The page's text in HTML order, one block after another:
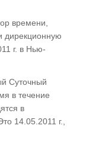
времени,
дирекционную
г. в Нью-
Суточный
в течение
в
14.05.2011 г.,